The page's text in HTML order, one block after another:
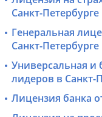
Санкт-Петербурге
Генеральная
Санкт-Петербурге
Универсальная и
лидеров в Санкт-
Лицензия банка